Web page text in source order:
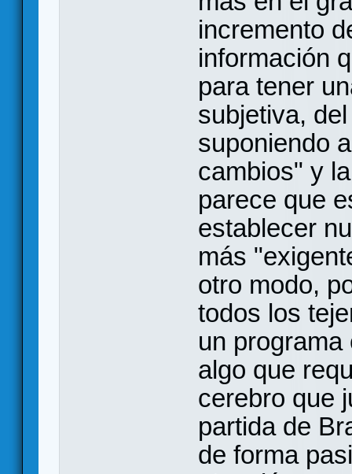
incremento
información
para tener
subjetiva,
suponiendo
cambios" y
parece que
establecer
más
otro modo,
todos los
un
algo que
cerebro que
partida de
de forma